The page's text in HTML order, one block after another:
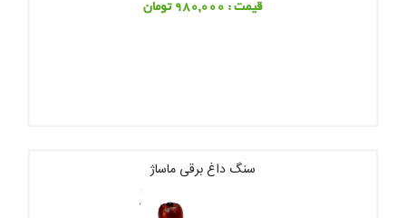
قیمت : 980,000 تومان
سنگ داغ برقی ماساژ